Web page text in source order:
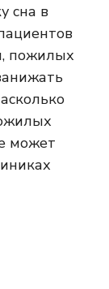
сна в
пожилых
может